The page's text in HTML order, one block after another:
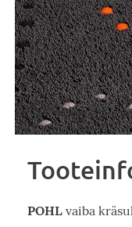
POHL vaiba